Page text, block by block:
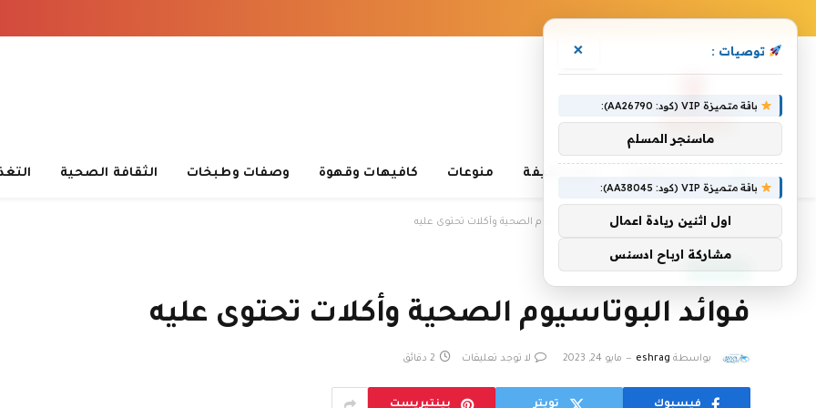
أخبار خفيفة منوعات كافيهات وقهوة وصفات وطبخات الثقافة الصحية
الرئيسية » غذاء وصحة » فوائد البوتاسيوم الصحية وأكلات تحتوى عليه
غذاء وصحة
فوائد البوتاسيوم الصحية وأكلات تحتوى عليه
بواسطة eshrag مايو 24, 2023 لا توجد تعليقات 2 دقائق
فيسبوك تويتر بينتيريست
توصيات : ×
باقة متميزة VIP (كود: AA26790):
ماسنجر المسلم
باقة متميزة VIP (كود: AA38045):
اول اثنين ريادة اعمال
مشاركة ارباح ادسنس